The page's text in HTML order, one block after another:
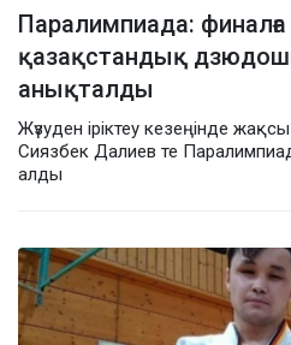
Паралимпиада:
қазақстандық
анықталды
Жүзуден іріктеу кезеңінде
Сиязбек Далиев те
алды